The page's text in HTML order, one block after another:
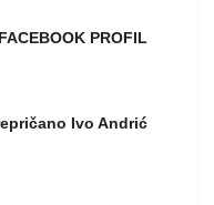
PROFIL
Ivo Andrić